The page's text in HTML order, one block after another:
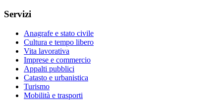
Servizi
Anagrafe e stato civile
Cultura e tempo libero
Vita lavorativa
Imprese e commercio
Appalti pubblici
Catasto e urbanistica
Turismo
Mobilità e trasporti